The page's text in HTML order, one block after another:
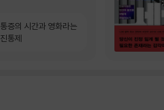
통증의 시간과 영화라는
진통제